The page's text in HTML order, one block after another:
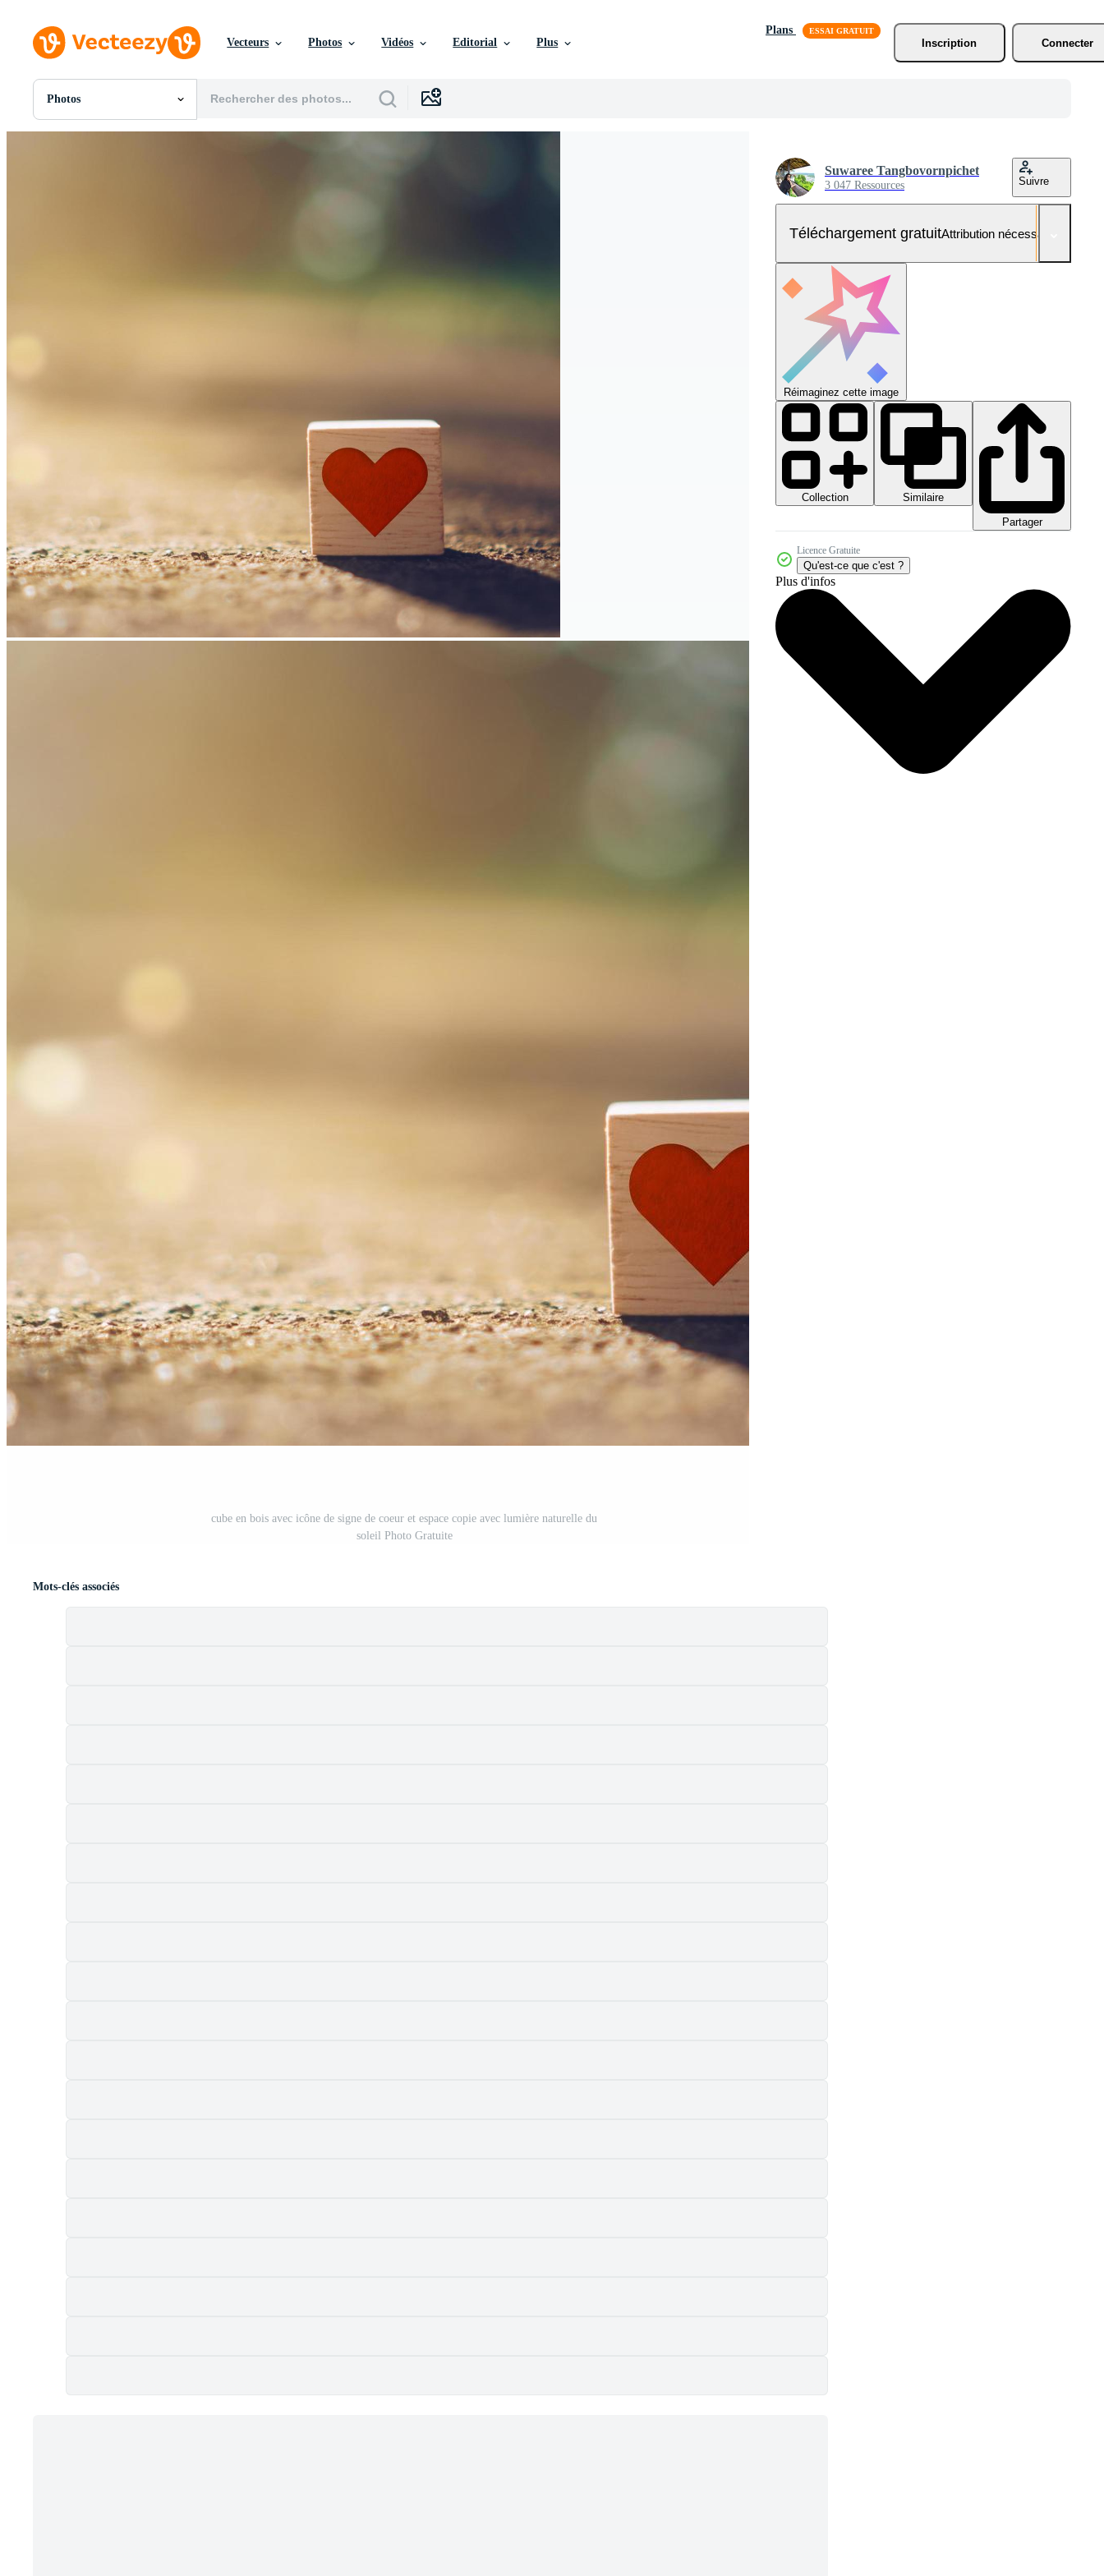
Vecteurs Photos Vidéos Editorial Plus
Plans
Inscription
Connecter
Photos
Toutes Images
cube en bois avec icône de signe de coeur et espace copie avec lumière naturelle du
soleil Photo Gratuite
Suwaree Tangbovornpichet
3 047 Ressources Suivre
Téléchargement gratuitAttribution nécessaire
Réimaginez cette image
Collection
Similaire
Partager
Licence Gratuite
Qu'est-ce que c'est ?
Plus d'infos
Mots-clés associés